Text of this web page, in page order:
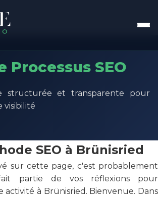
Processus SEO
structurée et transparente pour
visibilité
SEO à Brünisried
sur cette page, c'est probablement
partie de vos réflexions pour
à Brünisried. Bienvenue. Dans